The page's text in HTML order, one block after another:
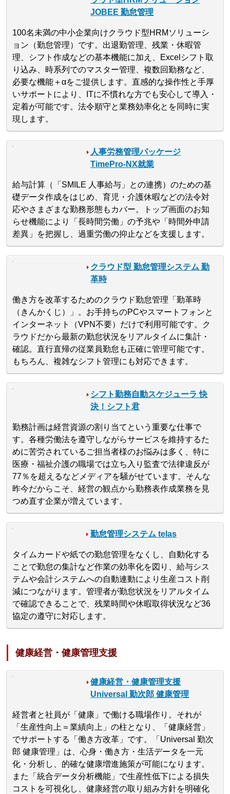
JOBEE 勤怠管理
100名未満の中小企業向けクラウド型HRMソリューシ
ョン（勤怠管理）です。出退勤管理、残業・休暇管
理、シフト作成などの基本機能に加え、Excelシフト取
り込み、時系列でのマスター管理、複数回勤務など、
必要な機能＋αをご提供します。直感的な操作性と手厚
いサポートにより、ITに不慣れな方でも安心して導入・
定着が可能です。法令順守と業務効率化とを同時に実
現します。
人事労務管理パッケージ
TimePro-NX就業
給与計算（「SMILE 人事給与」との連携）のための基
礎データ作成をはじめ、育児・介護休暇などの法令対
応やさまざまな勤務形態もカバー。トップ画面のお知
らせ機能により「長時間労働」の予兆や「時間外申請
差異」を把握し、過重労働の抑止などを支援します。
クラウド型 勤怠管理システム 勤
革時
働き方を改革するためのクラウド勤怠管理「勤革時
（きんかくじ）」。お手持ちのPCやスマートフォンと
インターネット（VPN不要）だけで利用可能です。ク
ラウドだから最新の勤怠状況をリアルタイムに集計・
確認。直行直帰の従業員勤怠も正確に管理可能です。
もちろん、複雑なシフト管理にも対応できます。
シフト勤務自動スケジューラ 快
決！シフト君
勤務計画は経営資源の割り当てという重要な仕事で
す。各種労働法を遵守しながらサービスを維持するた
めに苦労されているご担当者様のお悩みは多く、特に
医療・福祉介護の職場では立ち入り監査で法律違反が
77％を超えるなどメディアを騒がせています。そんな
昨今だからこそ、経営の観点から勤務表作成業務を見
つめ直す企業が増えています。
勤怠管理システム telas
タイムカードや紙での勤怠管理をなくし、自動化する
ことで勤怠の集計など作業の効率化を図り、給与シス
テムや会計システムへの自動連動により生産コスト削
減につながります。管理者が勤怠状況をリアルタイム
で確認できることで、残業時間や休暇取得状況など36
協定の遵守に対応します。
健康経営・健康管理支援
健康経営・健康管理支援
Universal 勤次郎 健康管理
経営者と社員が「健康」で働ける職場作り。それが
「生産性向上＝業績向上」の柱となり、「健康経営」
でサポートする「働き方改革」です。「Universal 勤次
郎 健康管理」は、心身・働き方・生活データを一元
化・分析し、的確な健康増進施策が可能になります。
また「統合データ分析機能」で生産性低下による損失
コストを可視化し、健康経営の取り組み方針を明確化